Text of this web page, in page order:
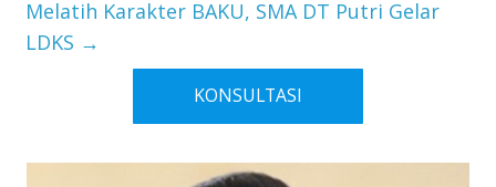
Melatih Karakter BAKU, SMA DT Putri Gelar
LDKS →
KONSULTASI